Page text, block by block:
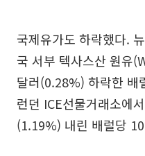
국제유가도 하락했다.
국 서부 텍사스산 원유
달러(0.28%) 하락한 배
런던 ICE선물거래소에
(1.19%) 내린 배럴당